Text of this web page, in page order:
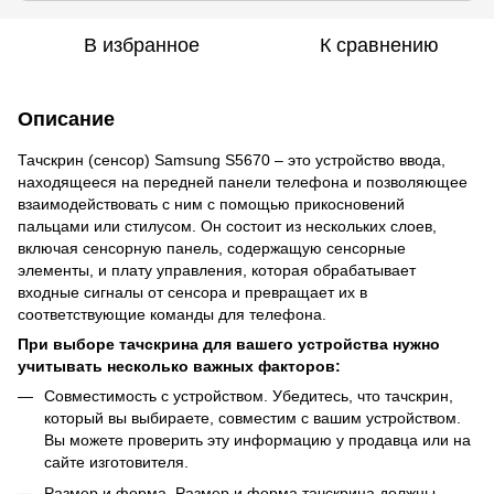
В избранное К сравнению
Описание
Тачскрин (сенсор) Samsung S5670 – это устройство ввода,
находящееся на передней панели телефона и позволяющее
взаимодействовать с ним с помощью прикосновений
пальцами или стилусом. Он состоит из нескольких слоев,
включая сенсорную панель, содержащую сенсорные
элементы, и плату управления, которая обрабатывает
входные сигналы от сенсора и превращает их в
соответствующие команды для телефона.
При выборе тачскрина для вашего устройства нужно
учитывать несколько важных факторов:
Совместимость с устройством. Убедитесь, что тачскрин,
который вы выбираете, совместим с вашим устройством.
Вы можете проверить эту информацию у продавца или на
сайте изготовителя.